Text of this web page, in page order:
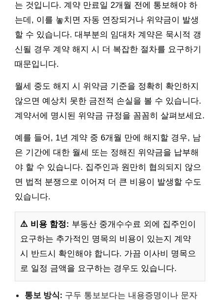
는 것입니다. 계약 만료일 2개월 전에 통보해야 하
는데, 이를 놓치면 자동 연장되거나 위약금이 발생
할 수 있습니다. 대부분의 임대차 계약은 묵시적 갱
신될 경우 계약 해지 시 더 복잡한 절차를 요구하기
때문입니다.
월세 중도 해지 시 위약금 기준을 정확히 확인하지
않으면 예상치 못한 금전적 손실을 볼 수 있습니다.
계약서에 명시된 위약금 규정을 꼼꼼히 살펴보세요.
예를 들어, 1년 계약 중 6개월 만에 해지할 경우, 남
은 기간에 대한 월세 또는 정해진 위약금을 납부해
야 할 수 있습니다. 집주인과 원만히 협의되지 않으
면 법적 분쟁으로 이어져 더 큰 비용이 발생할 수도
있습니다.
⚠️ 비용 함정: 부동산 중개수수료 외에 집주인이
요구하는 추가적인 명목의 비용이 있는지 계약
시 반드시 확인해야 합니다. 가끔 이사비 명목으
로 일정 금액을 요구하는 경우도 있습니다.
통보 방식: 구두 통보보다는 내용증명이나 문자